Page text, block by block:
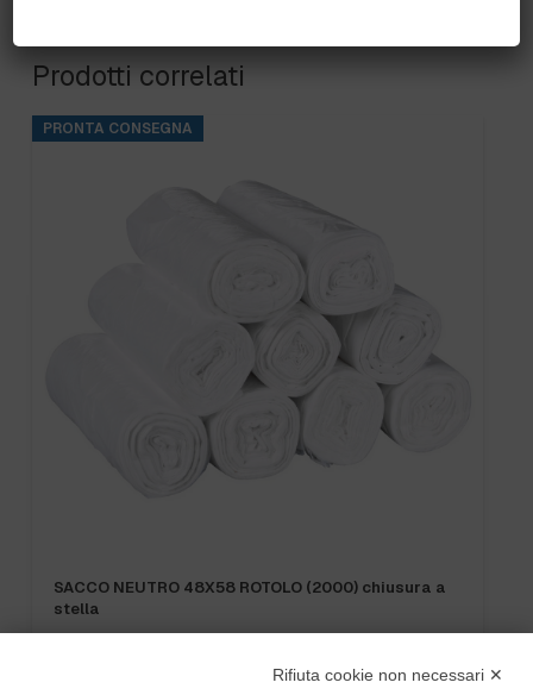
Prodotti correlati
PRONTA CONSEGNA
SACCO NEUTRO 48X58 ROTOLO (2000) chiusura a
stella
Rifiuta cookie non necessari ✕